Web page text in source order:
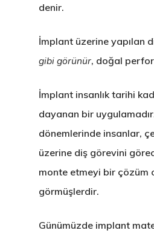
denir.
İmplant üzerine yapılan
gibi görünür, doğal
İmplant insanlık tarihi
dayanan bir
dönemlerinde insanlar,
üzerine diş görevini
monte etmeyi bir çözüm
görmüşlerdir.
Günümüzde implant